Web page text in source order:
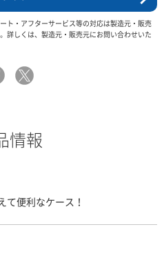
ト・アフターサービス等の対応は製造元・販売
詳しくは、製造元・販売元にお問い合わせいた
情報
て便利なケース！